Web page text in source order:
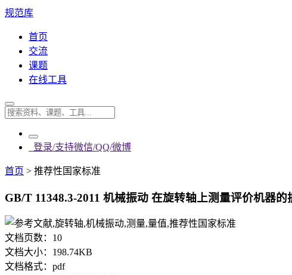
规范库
首页
交流
课题
在线工具
登录/支持微信/QQ/微博
首页 > 推荐性国家标准
GB/T 11348.3-2011 机械振动 在旋转轴上测量评价机器
文档页数： 10
文档大小： 198.74KB
文档格式： pdf